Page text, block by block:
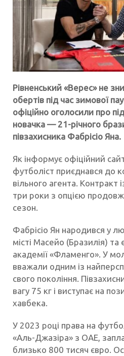
Рівненський «Верес» не
обертів під час зимової
офіційно оголосили про
новачка — 21-річного
півзахисника Фабрісіо Яна.
Як інформує офіційний
футболіст приєднався до
вільного агента. Контракт
три роки з опцією
сезон.
Фабрісіо Ян народився у
місті Масейо (Бразилія)
академії «Фламенго». У
вважали одним із
свого покоління.
вагу 75 кг і виступає на
хавбека.
У 2023 році права на
«Аль-Джазіра» з ОАЕ,
близько 800 тисяч євро.